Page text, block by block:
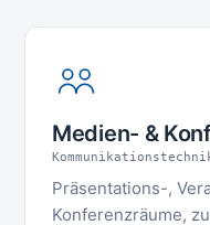
Medien- &
Präsentations-,
Konferenzräume,